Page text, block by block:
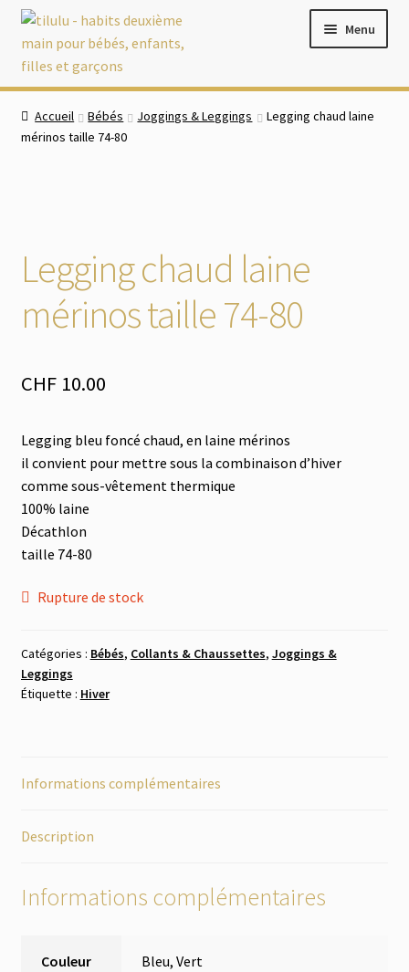
Aller
à
la
navigation
Aller
au
contenu
Menu
Garçons
Accessoires
Tout à 2.-
Les Imparfaits
Accueil Bébés Joggings & Leggings
Legging chaud laine
mérinos taille 74-80
Legging chaud laine
mérinos taille 74-80
CHF10.00
Legging bleu foncé chaud, en laine mérinos
il convient pour mettre sous la combinaison d’hiver
comme sous-vêtement thermique
100% laine
Décathlon
taille 74-80
Rupture de stock
Catégories : Bébés, Collants & Chaussettes, Joggings &
Leggings
Étiquette : Hiver
Informations complémentaires
Description
Informations complémentaires
Couleur Bleu, Vert